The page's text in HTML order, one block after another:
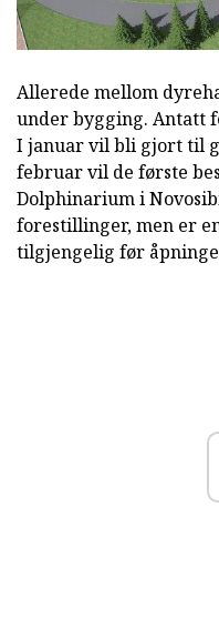
Allerede mellom
under bygging. Antatt
I januar vil bli gjort til
februar vil de første
Dolphinarium i
forestillinger, men er
tilgjengelig før